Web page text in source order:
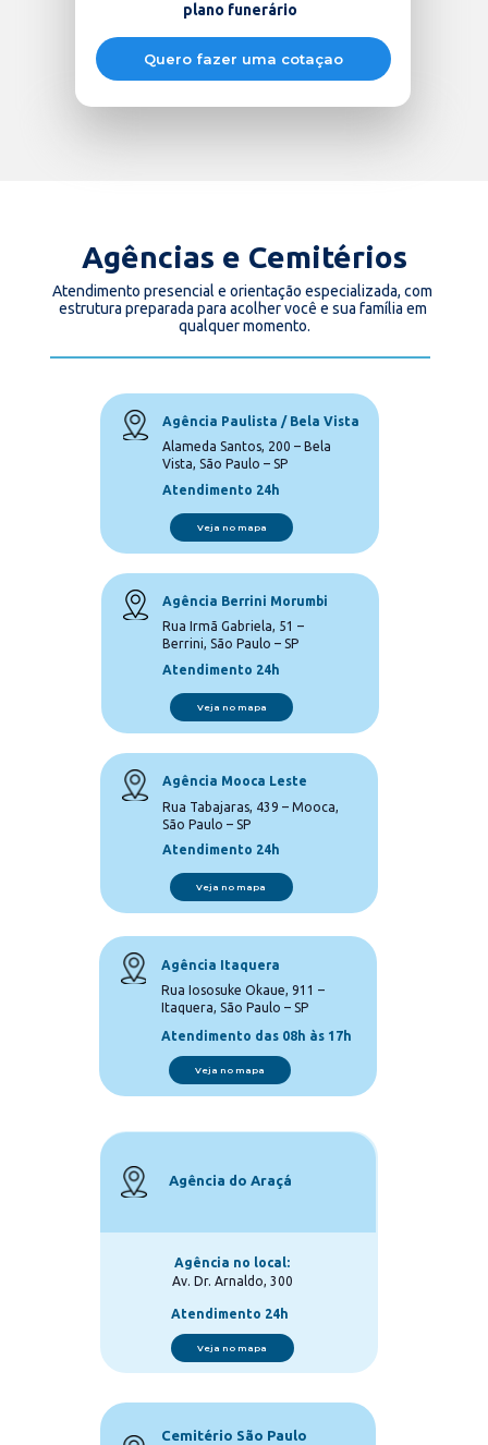
plano funerário
Quero fazer uma cotaçao
Agências e Cemitérios
Atendimento presencial e orientação especializada, com
estrutura preparada para acolher você e sua família em
qualquer momento.
Agência Paulista / Bela Vista
Agência Mooca Leste
Agência Berrini Morumbi
Agência Itaquera
Rua Iososuke Okaue, 911 –
Itaquera, São Paulo – SP
Rua Tabajaras, 439 – Mooca,
São Paulo – SP
Alameda Santos, 200 – Bela
Vista, São Paulo – SP
Rua Irmã Gabriela, 51 –
Berrini, São Paulo – SP
Atendimento 24h
Atendimento 24h
Atendimento 24h
Atendimento das 08h às 17h
Veja no mapa
Veja no mapa
Veja no mapa
Veja no mapa
Cemitério São Paulo
Agência do Araçá
Agência no local:
Av. Dr. Arnaldo, 300
Atendimento 24h
Veja no mapa